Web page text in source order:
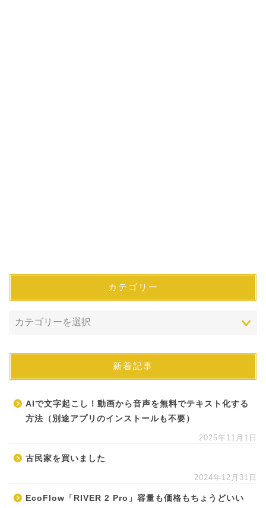
カテゴリー
新着記事
AIで文字起こし！動画から音声を無料でテキスト化する
方法（別途アプリのインストールも不要）
2025年11月1日
古民家を買いました
2024年12月31日
EcoFlow「RIVER 2 Pro」容量も価格もちょうどいい